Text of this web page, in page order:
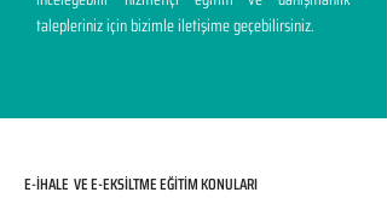
talepleriniz için bizimle iletişime geçebilirsiniz.
E-İHALE VE E-EKSİLTME EĞİTİM KONULARI​